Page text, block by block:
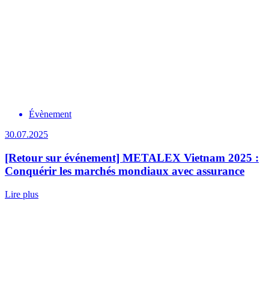
Évènement
30.07.2025
[Retour sur événement] METALEX Vietnam 2025 :
Conquérir les marchés mondiaux avec assurance
Lire plus